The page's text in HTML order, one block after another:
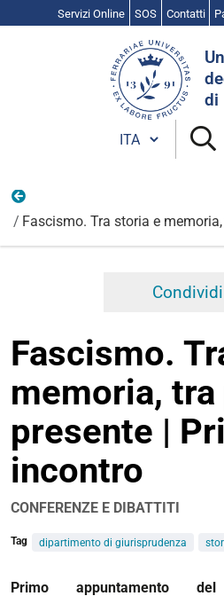
Servizi Online SOS Contatti
di
Cambia lingua
Fascismo. Tra storia e
Condividi
Fascismo.
memoria,
presente |
incontro
CONFERENZE E DIBATTITI
Tag dipartimento di giurisprudenza
https://www.unife.it/it/eventi/
Primo appuntamento